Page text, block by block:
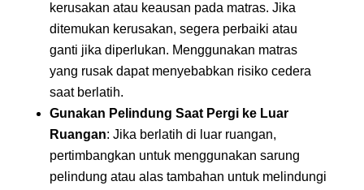
kerusakan atau keausan pada matras. Jika
ditemukan kerusakan, segera perbaiki atau
ganti jika diperlukan. Menggunakan matras
yang rusak dapat menyebabkan risiko cedera
saat berlatih.
Gunakan Pelindung Saat Pergi ke Luar
Ruangan: Jika berlatih di luar ruangan,
pertimbangkan untuk menggunakan sarung
pelindung atau alas tambahan untuk melindungi